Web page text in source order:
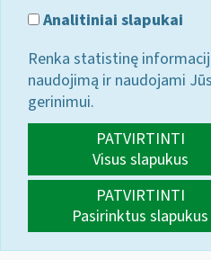
Analitiniai slapukai
Renka statistinę
naudojimą ir naudojami
gerinimui.
PATVIRTINTI
Visus slapukus
PATVIRTINTI
Pasirinktus slapukus